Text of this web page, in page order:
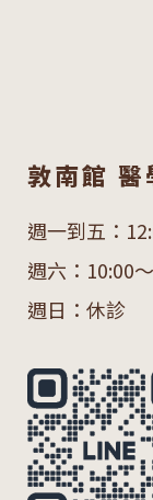
敦南館 醫
週一到五：
週六：10:00
週日：休診